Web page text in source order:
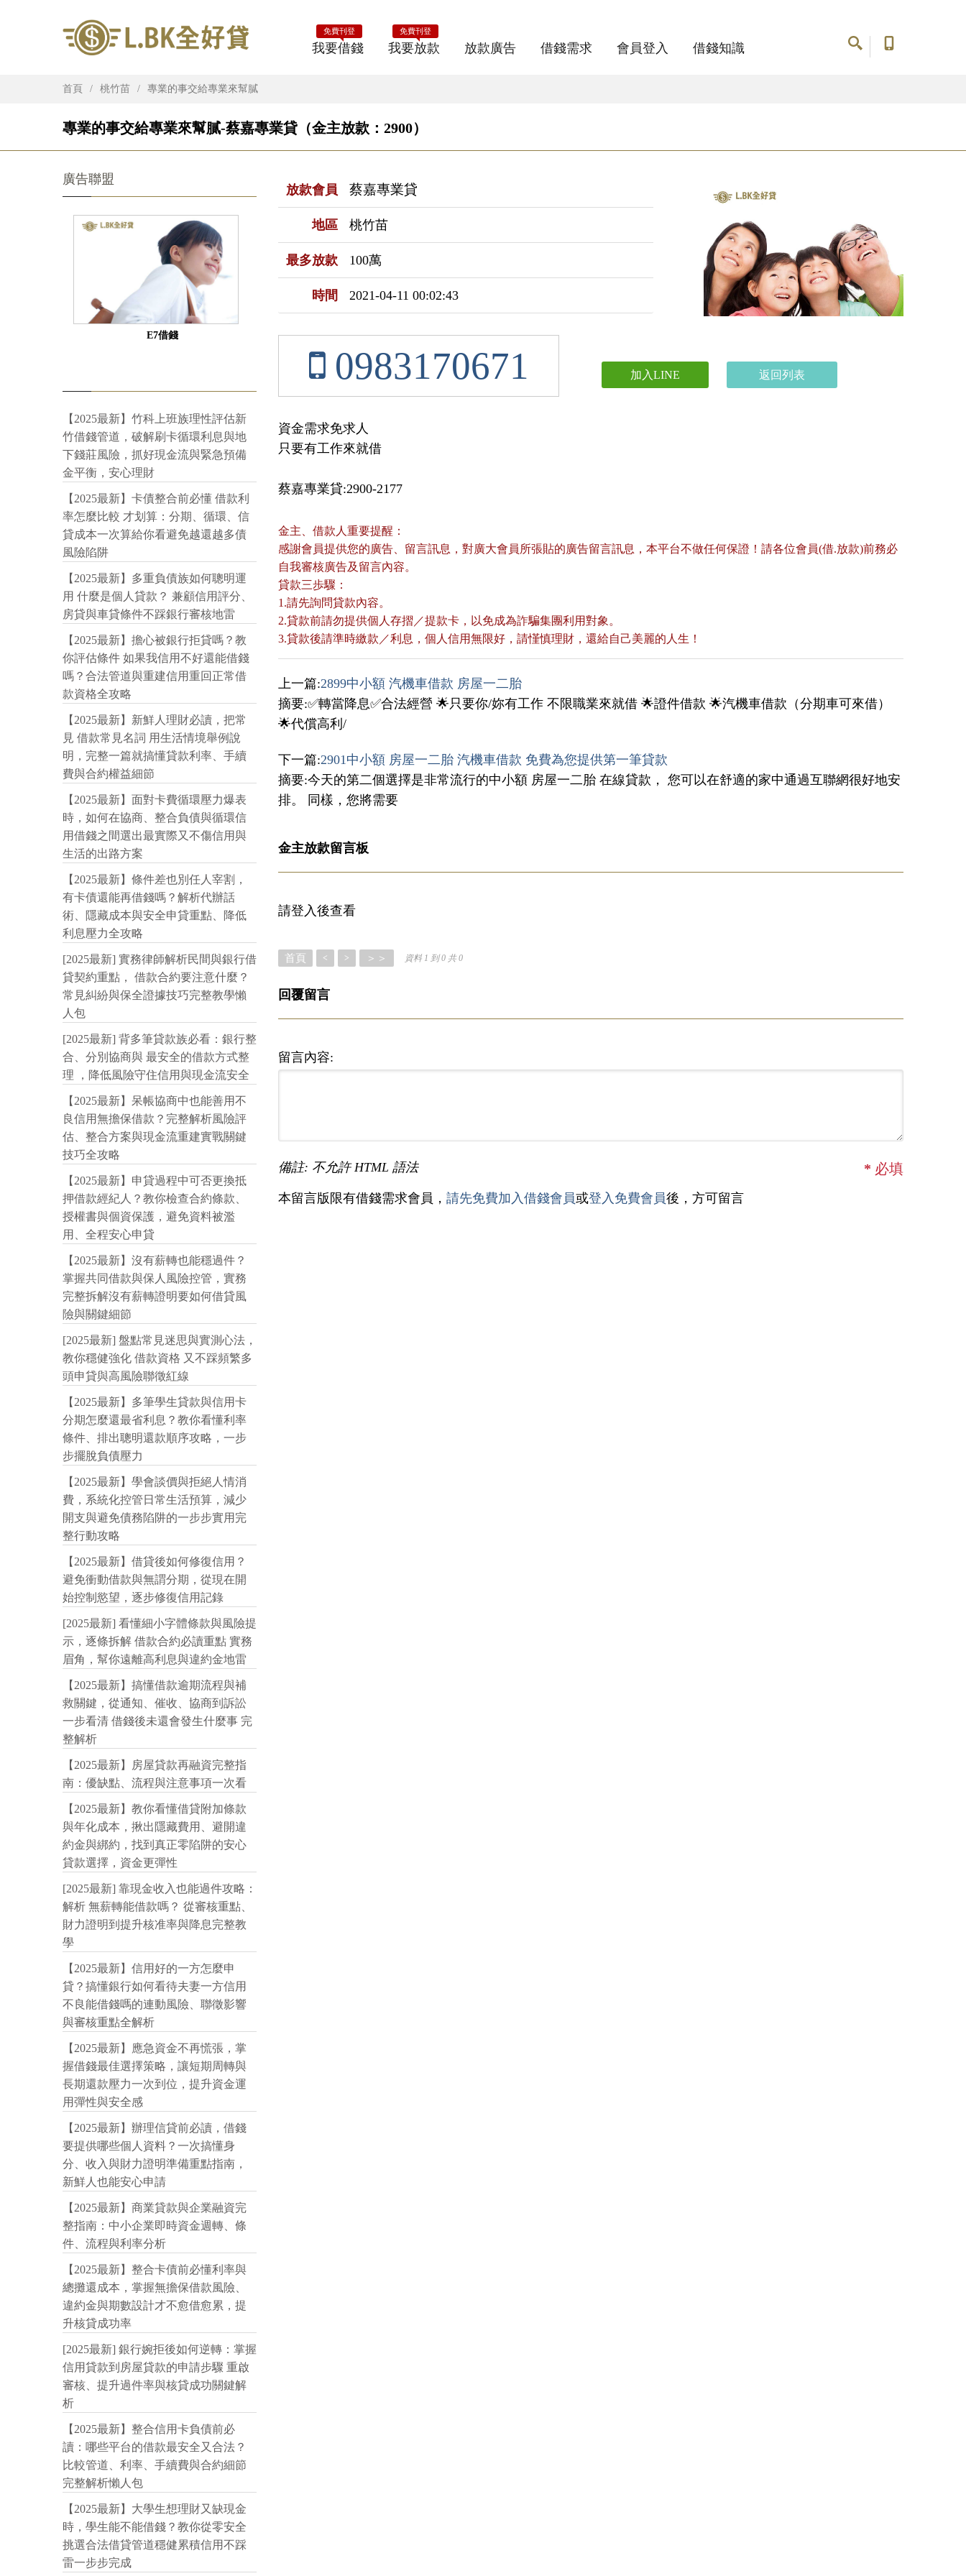
我要借錢
免費刊登
我要放款
免費刊登
放款廣告 借錢需求 會員登入 借錢知識
首頁 桃竹苗 專業的事交給專業來幫膩
專業的事交給專業來幫膩-蔡嘉專業貸（金主放款：2900）
放款會員 蔡嘉專業貸
地區 桃竹苗
最多放款 100萬
時間 2021-04-11 00:02:43
0983170671 加入LINE 返回列表
資金需求免求人
只要有工作來就借
蔡嘉專業貸:2900-2177
金主、借款人重要提醒：
感謝會員提供您的廣告、留言訊息，對廣大會員所張貼的廣告留言訊息，本平台不做任何保證！請各位會員(借.放款)前務必
自我審核廣告及留言內容。
貸款三歩驟：
1.請先詢問貸款內容。
2.貸款前請勿提供個人存摺／提款卡，以免成為詐騙集團利用對象。
3.貸款後請準時繳款／利息，個人信用無限好，請慬慎理財，還給自己美麗的人生！
上一篇:2899中小額 汽機車借款 房屋一二胎
摘要:✅轉當降息✅合法經營 🌟只要你/妳有工作 不限職業來就借 🌟證件借款 🌟汽機車借款（分期車可來借）
🌟代償高利/
下一篇:2901中小額 房屋一二胎 汽機車借款 免費為您提供第一筆貸款
摘要:今天的第二個選擇是非常流行的中小額 房屋一二胎 在線貸款， 您可以在舒適的家中通過互聯網很好地安
排。 同樣，您將需要
金主放款留言板
請登入後查看
首頁 < > ＞＞ 資料 1 到 0 共 0
回覆留言
留言內容:
備註: 不允許 HTML 語法 * 必填
本留言版限有借錢需求會員， 請先免費加入借錢會員或登入免費會員後，方可留言
廣告聯盟
E7借錢
【2025最新】竹科上班族理性評估新
竹借錢管道，破解刷卡循環利息與地
下錢莊風險，抓好現金流與緊急預備
金平衡，安心理財
【2025最新】卡債整合前必懂 借款利
率怎麼比較 才划算：分期、循環、信
貸成本一次算給你看避免越還越多債
風險陷阱
【2025最新】多重負債族如何聰明運
用 什麼是個人貸款？ 兼顧信用評分、
房貸與車貸條件不踩銀行審核地雷
【2025最新】擔心被銀行拒貸嗎？教
你評估條件 如果我信用不好還能借錢
嗎？合法管道與重建信用重回正常借
款資格全攻略
【2025最新】新鮮人理財必讀，把常
見 借款常見名詞 用生活情境舉例說
明，完整一篇就搞懂貸款利率、手續
費與合約權益細節
【2025最新】面對卡費循環壓力爆表
時，如何在協商、整合負債與循環信
用借錢之間選出最實際又不傷信用與
生活的出路方案
【2025最新】條件差也別任人宰割，
有卡債還能再借錢嗎？解析代辦話
術、隱藏成本與安全申貸重點、降低
利息壓力全攻略
[2025最新] 實務律師解析民間與銀行借
貸契約重點， 借款合約要注意什麼？
常見糾紛與保全證據技巧完整教學懶
人包
[2025最新] 背多筆貸款族必看：銀行整
合、分別協商與 最安全的借款方式整
理 ，降低風險守住信用與現金流安全
【2025最新】呆帳協商中也能善用不
良信用無擔保借款？完整解析風險評
估、整合方案與現金流重建實戰關鍵
技巧全攻略
【2025最新】申貸過程中可否更換抵
押借款經紀人？教你檢查合約條款、
授權書與個資保護，避免資料被濫
用、全程安心申貸
【2025最新】沒有薪轉也能穩過件？
掌握共同借款與保人風險控管，實務
完整拆解沒有薪轉證明要如何借貸風
險與關鍵細節
[2025最新] 盤點常見迷思與實測心法，
教你穩健強化 借款資格 又不踩頻繁多
頭申貸與高風險聯徵紅線
【2025最新】多筆學生貸款與信用卡
分期怎麼還最省利息？教你看懂利率
條件、排出聰明還款順序攻略，一步
步擺脫負債壓力
【2025最新】學會談價與拒絕人情消
費，系統化控管日常生活預算，減少
開支與避免債務陷阱的一步步實用完
整行動攻略
【2025最新】借貸後如何修復信用？
避免衝動借款與無謂分期，從現在開
始控制慾望，逐步修復信用記錄
[2025最新] 看懂細小字體條款與風險提
示，逐條拆解 借款合約必讀重點 實務
眉角，幫你遠離高利息與違約金地雷
【2025最新】搞懂借款逾期流程與補
救關鍵，從通知、催收、協商到訴訟
一步看清 借錢後未還會發生什麼事 完
整解析
【2025最新】房屋貸款再融資完整指
南：優缺點、流程與注意事項一次看
【2025最新】教你看懂借貸附加條款
與年化成本，揪出隱藏費用、避開違
約金與綁約，找到真正零陷阱的安心
貸款選擇，資金更彈性
[2025最新] 靠現金收入也能過件攻略：
解析 無薪轉能借款嗎？ 從審核重點、
財力證明到提升核准率與降息完整教
學
【2025最新】信用好的一方怎麼申
貸？搞懂銀行如何看待夫妻一方信用
不良能借錢嗎的連動風險、聯徵影響
與審核重點全解析
【2025最新】應急資金不再慌張，掌
握借錢最佳選擇策略，讓短期周轉與
長期還款壓力一次到位，提升資金運
用彈性與安全感
【2025最新】辦理信貸前必讀，借錢
要提供哪些個人資料？一次搞懂身
分、收入與財力證明準備重點指南，
新鮮人也能安心申請
【2025最新】商業貸款與企業融資完
整指南：中小企業即時資金週轉、條
件、流程與利率分析
【2025最新】整合卡債前必懂利率與
總攤還成本，掌握無擔保借款風險、
違約金與期數設計才不愈借愈累，提
升核貸成功率
[2025最新] 銀行婉拒後如何逆轉：掌握
信用貸款到房屋貸款的申請步驟 重啟
審核、提升過件率與核貸成功關鍵解
析
【2025最新】整合信用卡負債前必
讀：哪些平台的借款最安全又合法？
比較管道、利率、手續費與合約細節
完整解析懶人包
【2025最新】大學生想理財又缺現金
時，學生能不能借錢？教你從零安全
挑選合法借貸管道穩健累積信用不踩
雷一步步完成